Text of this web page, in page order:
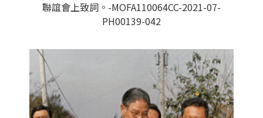
聯誼會上致詞。-MOFA110064CC-2021-07-
PH00139-042